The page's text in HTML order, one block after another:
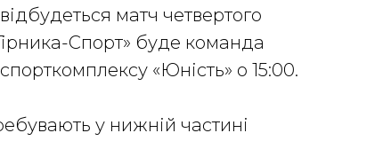
матч четвертого
Спорт» буде команда
«Юність» о 15:00.
у нижній частині